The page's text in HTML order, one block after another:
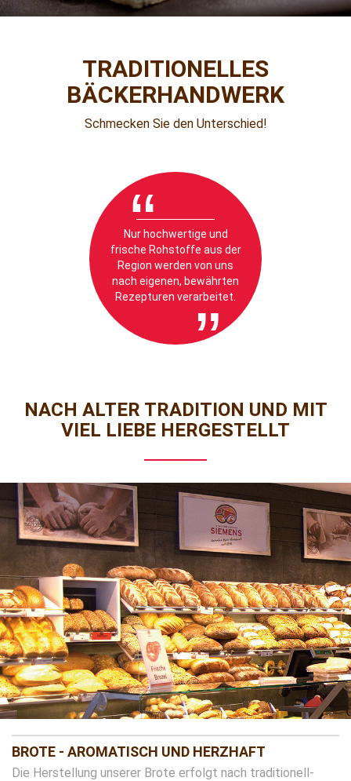
TRADITIONELLES
BÄCKERHANDWERK
Schmecken Sie den Unterschied!
“
Nur hochwertige und
frische Rohstoffe aus der
Region werden von uns
nach eigenen, bewährten
Rezepturen verarbeitet.
”
NACH ALTER TRADITION UND MIT
VIEL LIEBE HERGESTELLT
BROTE - AROMATISCH UND HERZHAFT
Die Herstellung unserer Brote erfolgt nach traditionell-